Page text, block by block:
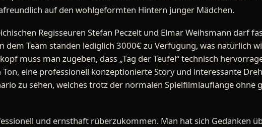
auf den wohlgeformten Hintern junger Mädchen.
Regisseuren Stefan Peczelt und Elmar Weihsmann darf
dem Team standen lediglich 3000€ zu Verfügung, was natürlich
muss man zugeben, dass „Tag der Teufel“ technisch
Ton, eine professionell konzeptionierte Story und interessante
zu sehen, welches trotz der normalen Spielfilmlauflänge ohne
und ernsthaft rüberzukommen. Man hat sich Gedanken